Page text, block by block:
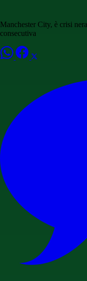
Manchester City, è crisi
consecutiva